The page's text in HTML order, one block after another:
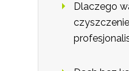
Dlaczego